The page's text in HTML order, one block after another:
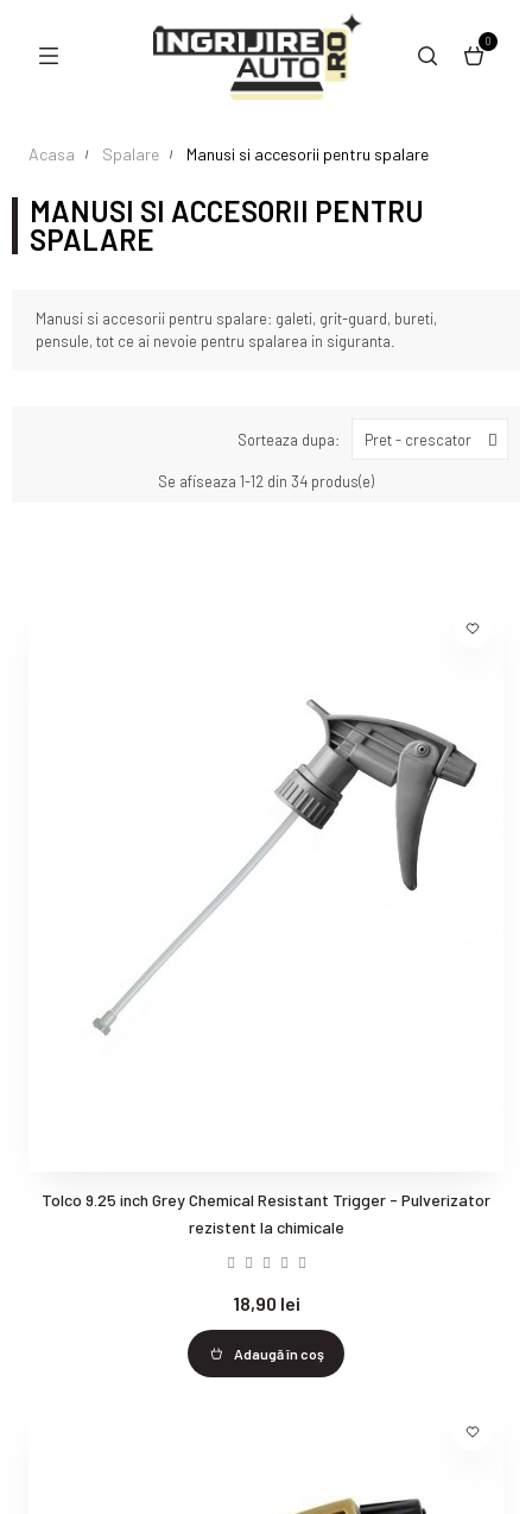
0
Acasa Spalare Manusi si accesorii pentru spalare
MANUSI SI ACCESORII PENTRU
SPALARE
Manusi si accesorii pentru spalare: galeti, grit-guard, bureti,
pensule, tot ce ai nevoie pentru spalarea in siguranta.
Sorteaza dupa: Pret - crescator
Se afiseaza 1-12 din 34 produs(e)
Tolco 9.25 inch Grey Chemical Resistant Trigger - Pulverizator
rezistent la chimicale
18,90 lei
Adaugă în coş